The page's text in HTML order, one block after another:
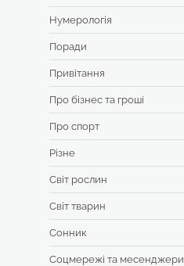
Нумерологія
Поради
Привітання
Про бізнес та гроші
Про спорт
Різне
Світ рослин
Світ тварин
Сонник
Соцмережі та месенджери